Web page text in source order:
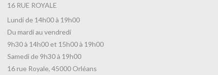
16 RUE ROYALE
Lundi de 14h00 à 19h00
Du mardi au vendredi
9h30 à 14h00 et 15h00 à 19h00
Samedi de 9h30 à 19h00
16 rue Royale, 45000 Orléans